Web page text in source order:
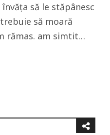
să le stăpânesc
să moară
rămas. am simtit…